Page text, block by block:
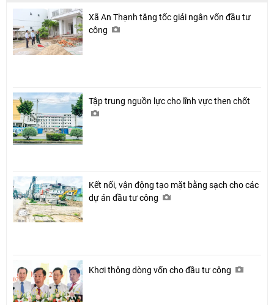
Xã An Thạnh tăng tốc giải ngân vốn đầu tư
công
Tập trung nguồn lực cho lĩnh vực then chốt
Kết nối, vận động tạo mặt bằng sạch cho các
dự án đầu tư công
Khơi thông dòng vốn cho đầu tư công